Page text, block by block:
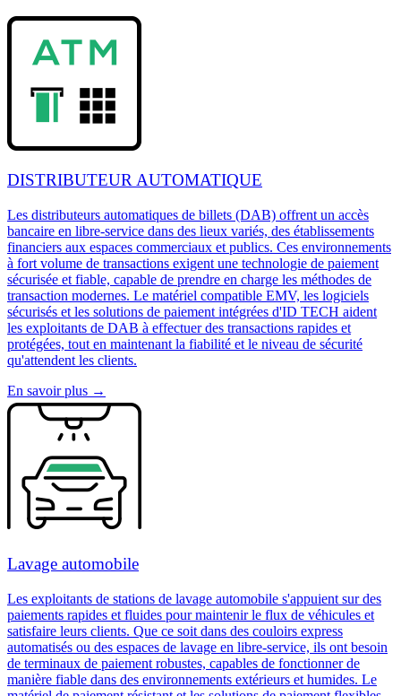
DISTRIBUTEUR AUTOMATIQUE
Les distributeurs automatiques de billets (DAB) offrent un accès
bancaire en libre-service dans des lieux variés, des établissements
financiers aux espaces commerciaux et publics. Ces environnements
à fort volume de transactions exigent une technologie de paiement
sécurisée et fiable, capable de prendre en charge les méthodes de
transaction modernes. Le matériel compatible EMV, les logiciels
sécurisés et les solutions de paiement intégrées d'ID TECH aident
les exploitants de DAB à effectuer des transactions rapides et
protégées, tout en maintenant la fiabilité et le niveau de sécurité
qu'attendent les clients.
En savoir plus →
Lavage automobile
Les exploitants de stations de lavage automobile s'appuient sur des
paiements rapides et fluides pour maintenir le flux de véhicules et
satisfaire leurs clients. Que ce soit dans des couloirs express
automatisés ou des espaces de lavage en libre-service, ils ont besoin
de terminaux de paiement robustes, capables de fonctionner de
manière fiable dans des environnements extérieurs et humides. Le